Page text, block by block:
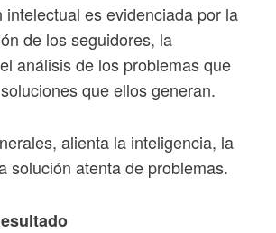
intelectual es evidenciada por la
de los seguidores, la
análisis de los problemas que
que ellos generan.
alienta la inteligencia, la
solución atenta de problemas.